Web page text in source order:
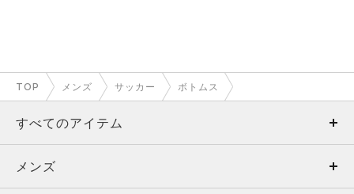
TOP メンズ サッカー ボトムス
すべてのアイテム
メンズ
メンズ